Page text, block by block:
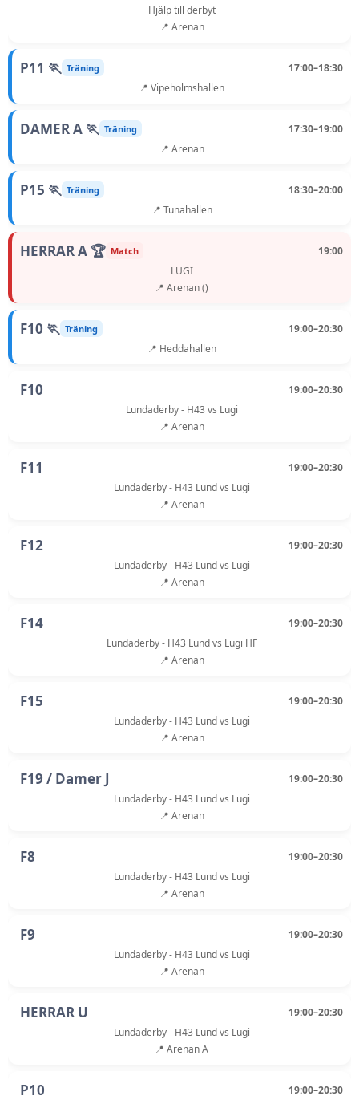
Hjälp till derbyt
📍 Arenan
P11 🏃 Träning
17:00–18:30
📍 Vipeholmshallen
DAMER A 🏃 Träning
17:30–19:00
📍 Arenan
P15 🏃 Träning
18:30–20:00
📍 Tunahallen
HERRAR A 🏆 Match
19:00
LUGI
📍 Arenan ()
F10 🏃 Träning
19:00–20:30
📍 Heddahallen
F10
19:00–20:30
Lundaderby - H43 vs Lugi
📍 Arenan
F11
19:00–20:30
Lundaderby - H43 Lund vs Lugi
📍 Arenan
F12
19:00–20:30
Lundaderby - H43 Lund vs Lugi
📍 Arenan
F14
19:00–20:30
Lundaderby - H43 Lund vs Lugi HF
📍 Arenan
F15
19:00–20:30
Lundaderby - H43 Lund vs Lugi
📍 Arenan
F19 / Damer J
19:00–20:30
Lundaderby - H43 Lund vs Lugi
📍 Arenan
F8
19:00–20:30
Lundaderby - H43 Lund vs Lugi
📍 Arenan
F9
19:00–20:30
Lundaderby - H43 Lund vs Lugi
📍 Arenan
HERRAR U
19:00–20:30
Lundaderby - H43 Lund vs Lugi
📍 Arenan A
P10 19:00–20:30